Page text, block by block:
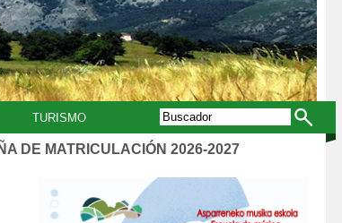
TURISMO
DE MATRICULACIÓN 2026-2027